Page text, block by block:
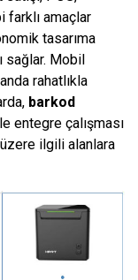
amaçlar
tasarıma
sağlar. Mobil
rahatlıkla
barkod
entegre çalışması
ilgili alanlara